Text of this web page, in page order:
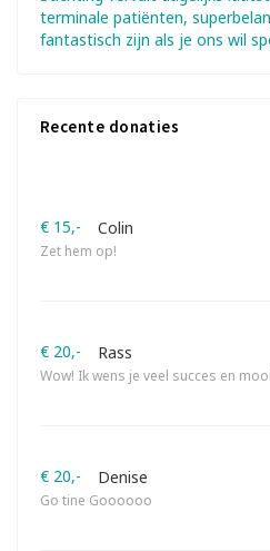
terminale patiënten,
fantastisch zijn als je ons wil
Recente donaties
€ 15,- Colin
Zet hem op!
€ 20,- Rass
Wow! Ik wens je veel succes en
€ 20,- Denise
Go tine Goooooo